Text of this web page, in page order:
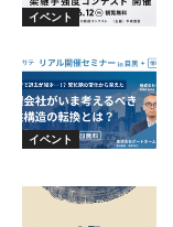
イベント
イベント